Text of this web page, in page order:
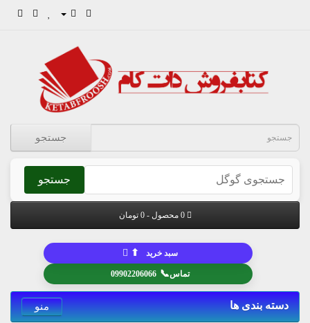
جستجو
جستجو
0 محصول - 0 تومان
تماس📞
09902206066
سبد خرید ⬆
دسته بندی ها منو